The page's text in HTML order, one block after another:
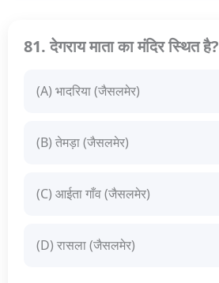
81. देगराय माता का मंदिर स्थित है?
(A) भादरिया (जैसलमेर)
(B) तेमड़ा (जैसलमेर)
(C) आईता गाँव (जैसलमेर)
(D) रासला (जैसलमेर)